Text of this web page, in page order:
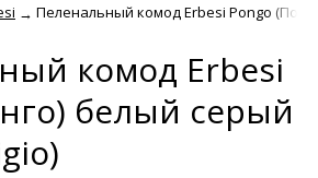
→ Пеленальный комод Erbesi Pongo
комод Erbesi
белый серый